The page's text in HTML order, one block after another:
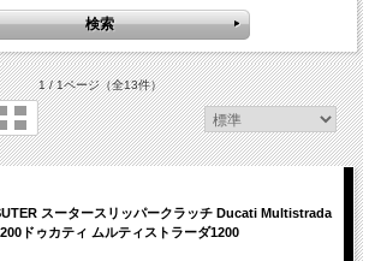
1 / 1ページ（全13件）
スータースリッパークラッチ Ducati Multistrada
ドゥカティ ムルティストラーダ1200